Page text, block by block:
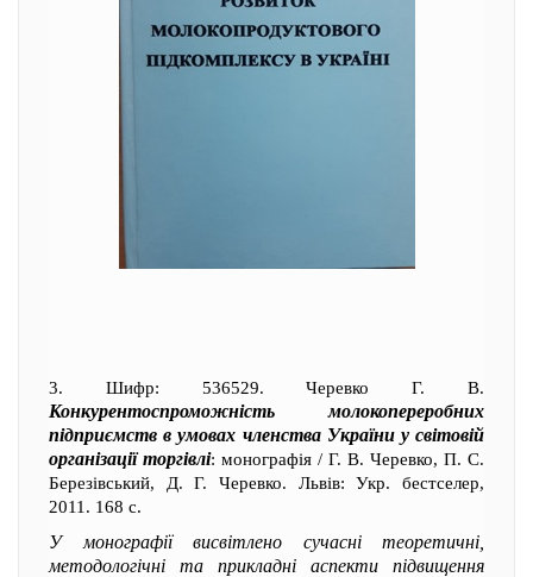
3. Шифр: 536529. Черевко Г. В.
Конкурентоспроможність молокопереробних
підприємств в умовах членства України у світовій
організації торгівлі: монографія / Г. В. Черевко, П. С.
Березівський, Д. Г. Черевко. Львів: Укр. бестселер,
2011. 168 с.
У монографії висвітлено сучасні теоретичні,
методологічні та прикладні аспекти підвищення